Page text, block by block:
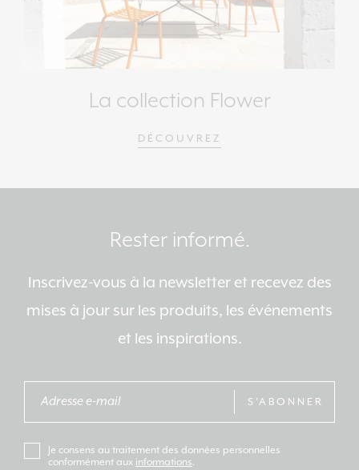
La collection Flower
DÉCOUVREZ
Rester informé.
Inscrivez-vous à la newsletter et recevez des
mises à jour sur les produits, les événements
et les inspirations.
S'ABONNER
Je consens au traitement des données personnelles
conformément aux informations.